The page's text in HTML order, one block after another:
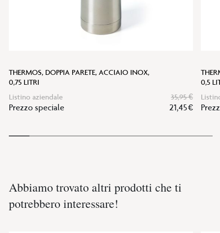
THERMOS, DOPPIA PARETE, ACCIAIO INOX,
0,75 LITRI
Listino aziendale
35,95 €
Prezzo speciale 21,45 €
0,5
Abbiamo trovato altri prodotti che ti
potrebbero interessare!